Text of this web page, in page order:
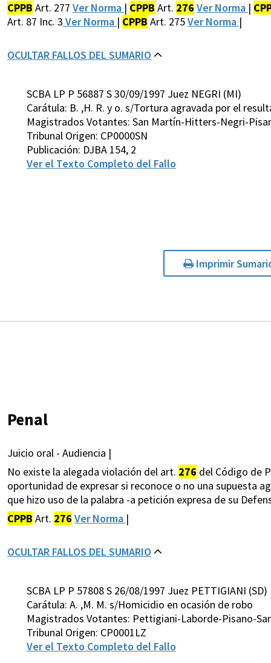
CPPB Art. 277 Ver Norma | CPPB Art. 276 Ver Norma |
Art. 87 Inc. 3 Ver Norma | CPPB Art. 275Ver Norma |
OCULTAR FALLOS DEL SUMARIO
SCBA LP P 56887 S 30/09/1997 Juez NEGRI (MI)
Carátula: B. ,H. R. y o. s/Tortura agravada por el
Magistrados Votantes: San Martín-Hitters-Negri-
Tribunal Origen: CP0000SN
Publicación: DJBA 154, 2
Ver el Texto Completo del Fallo
Imprimir
Penal
Juicio oral - Audiencia |
No existe la alegada violación del art. 276 del Código de
oportunidad de expresar si reconoce o no una supuesta
que hizo uso de la palabra -a petición expresa de su
CPPB Art. 276 Ver Norma |
OCULTAR FALLOS DEL SUMARIO
SCBA LP P 57808 S 26/08/1997 Juez PETTIGIANI (SD)
Carátula: A. ,M. M. s/Homicidio en ocasión de robo
Magistrados Votantes: Pettigiani-Laborde-Pisano-
Tribunal Origen: CP0001LZ
Ver el Texto Completo del Fallo